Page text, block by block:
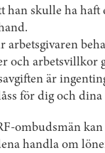
han skulle ha haft
arbetsgivaren
och arbetsvillkor
är
för dig och
ombudsmän kan
handla om